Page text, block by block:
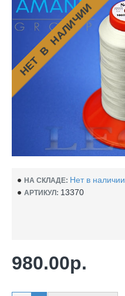
НЕТ В НАЛИЧИИ
НА СКЛАДЕ: Нет в наличии
АРТИКУЛ: 13370
980.00р.